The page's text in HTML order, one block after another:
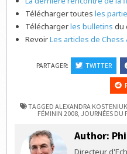
Télécharger toutesles
Téléchargerles bulletins du
RevoirLes articles de
PARTAGER: TWITTER
TAGGED ALEXANDRA KOSTENIUK
FÉMININ 2008, JOURNÉES DU
Author: